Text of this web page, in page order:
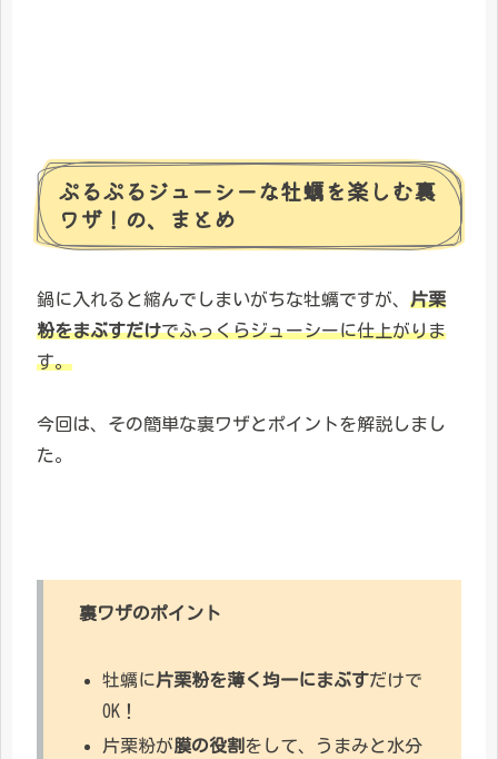
ぷるぷるジューシーな牡蠣を楽しむ裏
ワザ！の、まとめ
鍋に入れると縮んでしまいがちな牡蠣ですが、 片栗
粉をまぶすだけでふっくらジューシーに仕上がりま
す。
今回は、その簡単な裏ワザとポイントを解説しまし
た。
裏ワザのポイント
牡蠣に片栗粉を薄く均一にまぶすだけで
OK！
片栗粉が膜の役割 をして、うまみと水分